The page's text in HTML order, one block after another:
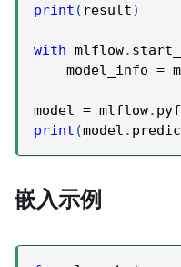
print ( result)
with mlflow.
    model_info
=
model = mlflow.
print (model .
嵌入示例